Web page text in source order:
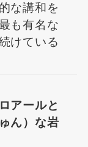
な講和を
も有名な
けている
アールと
ん）な岩